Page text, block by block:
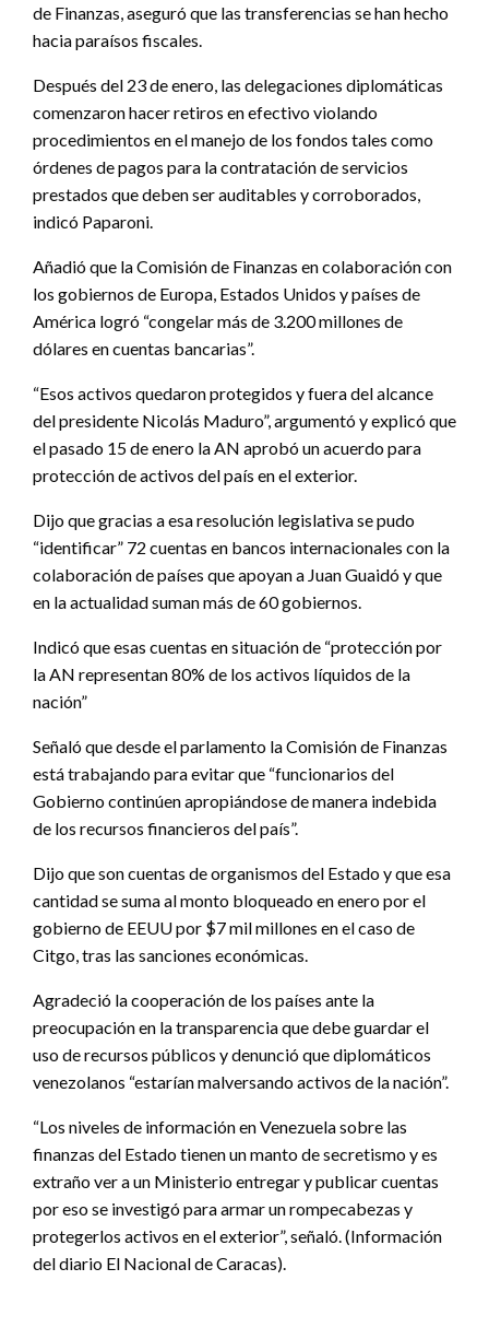
de Finanzas, aseguró que las transferencias se han hecho
hacia paraísos fiscales.
Después del 23 de enero, las delegaciones diplomáticas
comenzaron hacer retiros en efectivo violando
procedimientos en el manejo de los fondos tales como
órdenes de pagos para la contratación de servicios
prestados que deben ser auditables y corroborados,
indicó Paparoni.
Añadió que la Comisión de Finanzas en colaboración con
los gobiernos de Europa, Estados Unidos y países de
América logró “congelar más de 3.200 millones de
dólares en cuentas bancarias”.
“Esos activos quedaron protegidos y fuera del alcance
del presidente Nicolás Maduro”, argumentó y explicó que
el pasado 15 de enero la AN aprobó un acuerdo para
protección de activos del país en el exterior.
Dijo que gracias a esa resolución legislativa se pudo
“identificar” 72 cuentas en bancos internacionales con la
colaboración de países que apoyan a Juan Guaidó y que
en la actualidad suman más de 60 gobiernos.
Indicó que esas cuentas en situación de “protección por
la AN representan 80% de los activos líquidos de la
nación”
Señaló que desde el parlamento la Comisión de Finanzas
está trabajando para evitar que “funcionarios del
Gobierno continúen apropiándose de manera indebida
de los recursos financieros del país”.
Dijo que son cuentas de organismos del Estado y que esa
cantidad se suma al monto bloqueado en enero por el
gobierno de EEUU por $7 mil millones en el caso de
Citgo, tras las sanciones económicas.
Agradeció la cooperación de los países ante la
preocupación en la transparencia que debe guardar el
uso de recursos públicos y denunció que diplomáticos
venezolanos “estarían malversando activos de la nación”.
“Los niveles de información en Venezuela sobre las
finanzas del Estado tienen un manto de secretismo y es
extraño ver a un Ministerio entregar y publicar cuentas
por eso se investigó para armar un rompecabezas y
protegerlos activos en el exterior”, señaló. (Información
del diario El Nacional de Caracas).